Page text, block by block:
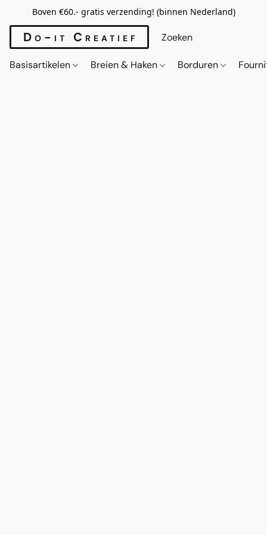
Boven €60.- gratis verzending! (binnen Nederland)
Do-it Creatief
Basisartikelen Breien & Haken Borduren